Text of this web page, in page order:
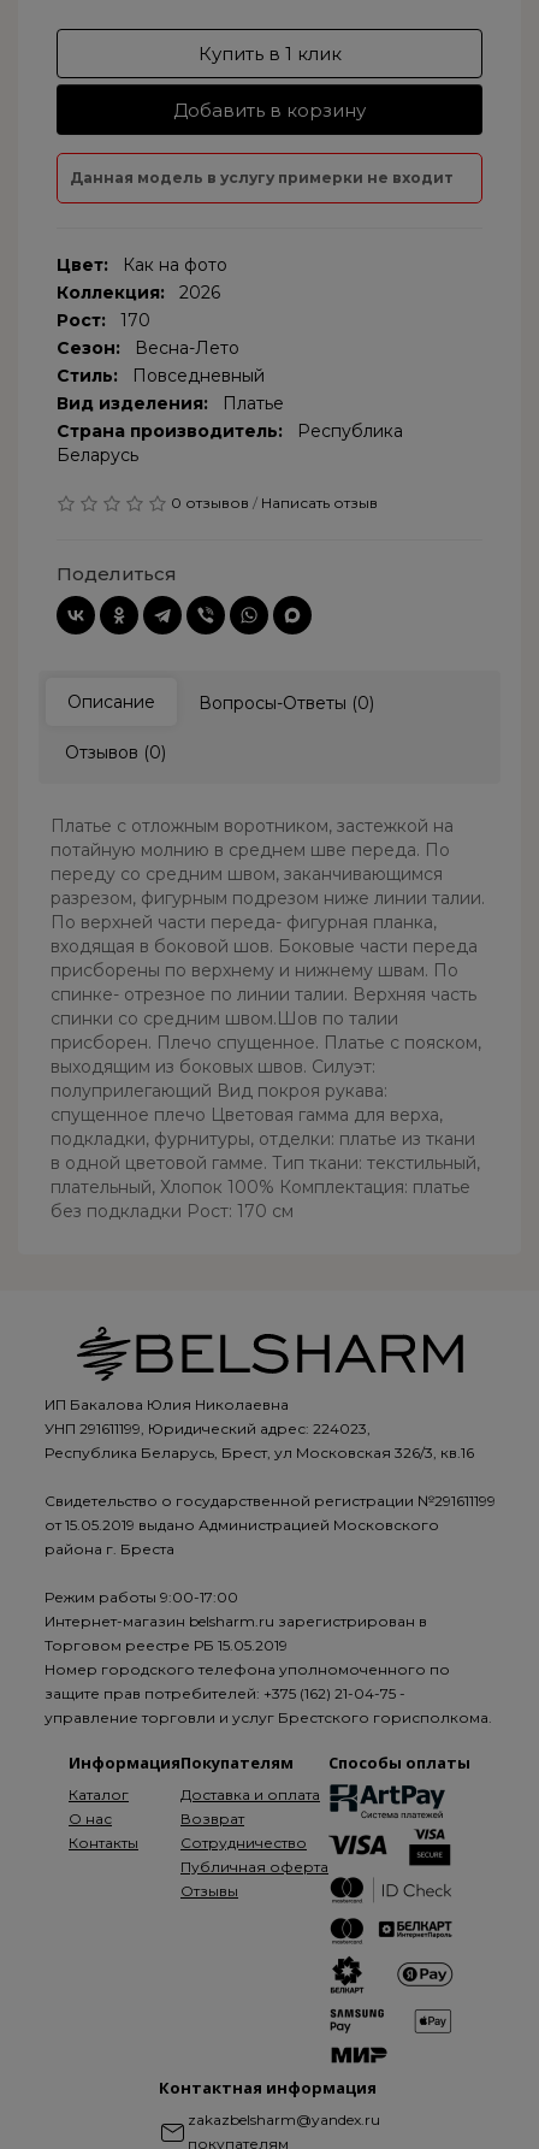
Купить в 1 клик
Добавить в корзину
Данная модель в услугу примерки не входит
Цвет:
Как на фото
Коллекция:
2026
Рост:
170
Сезон:
Весна-Лето
Стиль:
Повседневный
Вид изделения:
Платье
Страна производитель:
Республика
Беларусь
0 отзывов / Написать отзыв
Поделиться
Описание Вопросы-Ответы (0)
Отзывов (0)
Платье с отложным воротником, застежкой на
потайную молнию в среднем шве переда. По
переду со средним швом, заканчивающимся
разрезом, фигурным подрезом ниже линии талии.
По верхней части переда- фигурная планка,
входящая в боковой шов. Боковые части переда
присборены по верхнему и нижнему швам. По
спинке- отрезное по линии талии. Верхняя часть
спинки со средним швом.Шов по талии
присборен. Плечо спущенное. Платье с пояском,
выходящим из боковых швов. Силуэт:
полуприлегающий Вид покроя рукава:
спущенное плечо Цветовая гамма для верха,
подкладки, фурнитуры, отделки: платье из ткани
в одной цветовой гамме. Тип ткани: текстильный,
плательный, Хлопок 100% Комплектация: платье
без подкладки Рост: 170 см
ИП Бакалова Юлия Николаевна
УНП 291611199, Юридический адрес: 224023,
Республика Беларусь, Брест, ул Московская 326/3, кв.16
Свидетельство о государственной регистрации №291611199
от 15.05.2019 выдано Администрацией Московского
района г. Бреста
Режим работы 9:00-17:00
Интернет-магазин belsharm.ru зарегистрирован в
Торговом реестре РБ 15.05.2019
Номер городского телефона уполномоченного по
защите прав потребителей: +375 (162) 21-04-75 -
управление торговли и услуг Брестского горисполкома.
Информация
Каталог
О нас
Контакты
Покупателям
Доставка и оплата
Возврат
Сотрудничество
Публичная оферта
Отзывы
Способы оплаты
Контактная информация
zakazbelsharm@yandex.ru
покупателям